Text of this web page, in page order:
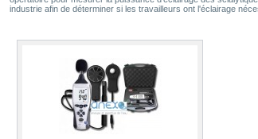
industrie afin de déterminer si les travailleurs ont l'éclairage